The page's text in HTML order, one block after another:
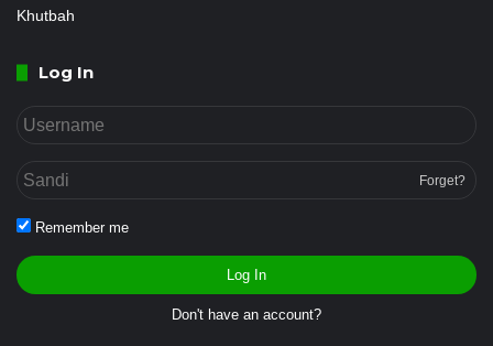
Khutbah
Log In
Forget?
Remember me
Log In
Don't have an account?